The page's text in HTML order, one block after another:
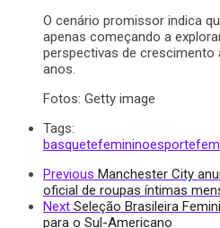
O cenário promissor indica
apenas começando a
perspectivas de
anos.
Fotos: Getty image
Tags:
basquetefeminino
Previous Manchester City
oficial de roupas íntimas
Next Seleção Brasileira
para o Sul-Americano